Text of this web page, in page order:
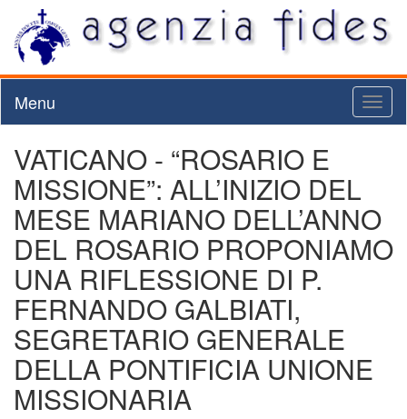
Menu
VATICANO - “ROSARIO E
MISSIONE”: ALL’INIZIO DEL
MESE MARIANO DELL’ANNO
DEL ROSARIO PROPONIAMO
UNA RIFLESSIONE DI P.
FERNANDO GALBIATI,
SEGRETARIO GENERALE
DELLA PONTIFICIA UNIONE
MISSIONARIA